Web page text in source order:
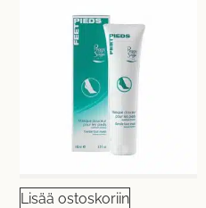
Lisää ostoskoriin